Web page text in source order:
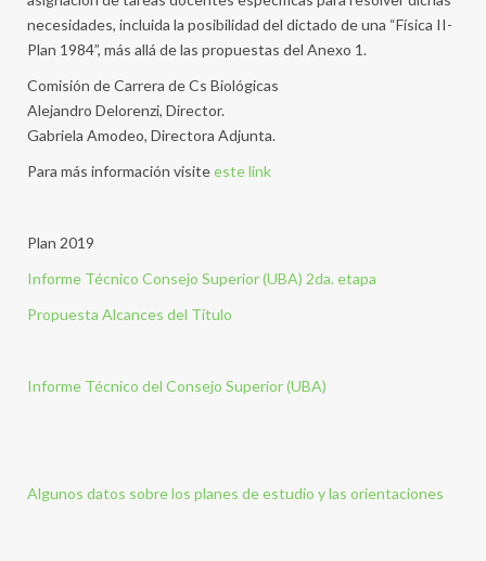
necesidades, incluida la posibilidad del dictado de una “Física II-
Plan 1984”, más allá de las propuestas del Anexo 1.
Comisión de Carrera de Cs Biológicas
Alejandro Delorenzi, Director.
Gabriela Amodeo, Directora Adjunta.
Para más información visiteeste link
Plan 2019
Informe Técnico Consejo Superior (UBA) 2da. etapa
Propuesta Alcances del Título
Informe Técnico del Consejo Superior (UBA)
Algunos datos sobre los planes de estudio y las orientaciones